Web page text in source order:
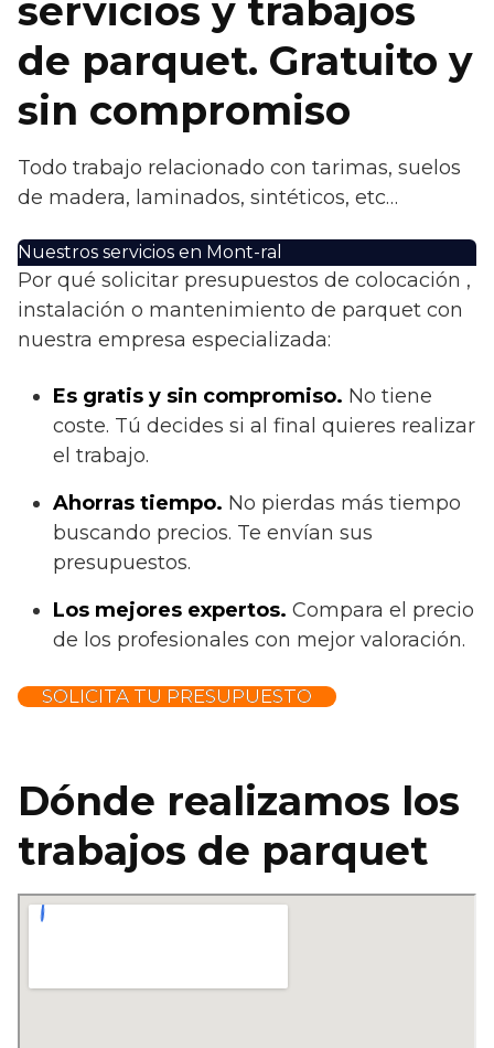
servicios y trabajos
de parquet. Gratuito y
sin compromiso
Todo trabajo relacionado con tarimas, suelos
de madera, laminados, sintéticos, etc…
Nuestros servicios en Mont-ral
Por qué solicitar presupuestos de colocación ,
instalación o mantenimiento de parquet con
nuestra empresa especializada:
Es gratis y sin compromiso. No tiene
coste. Tú decides si al final quieres realizar
el trabajo.
Ahorras tiempo. No pierdas más tiempo
buscando precios. Te envían sus
presupuestos.
Los mejores expertos. Compara el precio
de los profesionales con mejor valoración.
SOLICITA TU PRESUPUESTO
Dónde realizamos los
trabajos de parquet